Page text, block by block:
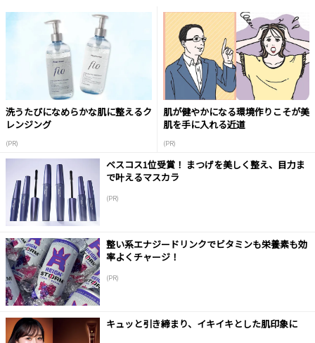
洗うたびになめらかな肌に整えるク
レンジング
(PR)
肌が健やかになる環境作りこそが美
肌を手に入れる近道
(PR)
ベスコス1位受賞！ まつげを美しく整え、目力ま
で叶えるマスカラ
(PR)
整い系エナジードリンクでビタミンも栄養素も効
率よくチャージ！
(PR)
キュッと引き締まり、イキイキとした肌印象に